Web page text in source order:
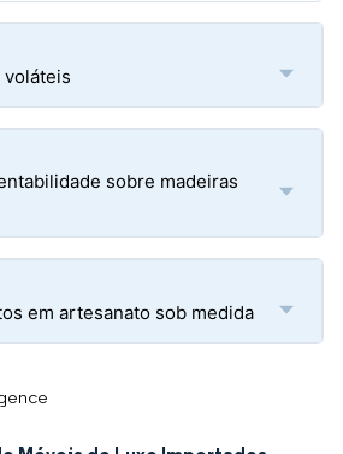
sobre madeiras
em artesanato sob medida